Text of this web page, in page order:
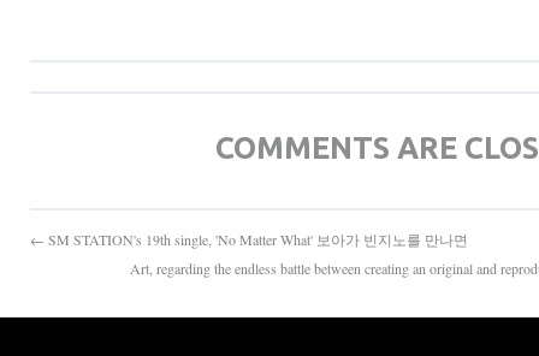
COMMENTS ARE
← SM STATION's 19th single, 'No Matter What' 보아가 빈지노를 만나면
Art, regarding the endless battle between creating an original and